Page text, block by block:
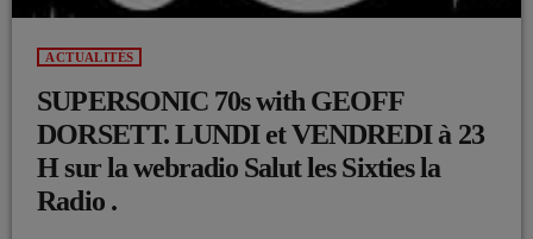
ACTUALITÉS
SUPERSONIC 70s with GEOFF
DORSETT. LUNDI et VENDREDI à 23
H sur la webradio Salut les Sixties la
Radio .